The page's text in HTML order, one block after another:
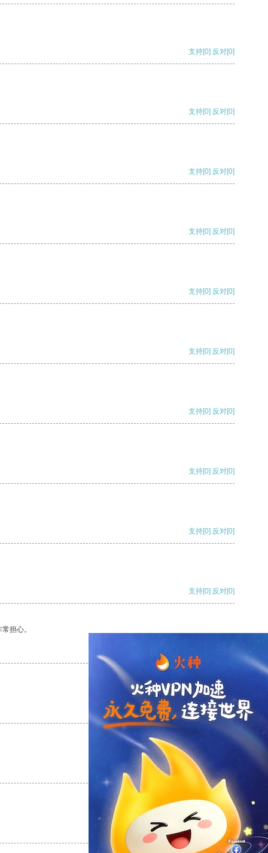
支持[0] 反对[0]
支持[0] 反对[0]
支持[0] 反对[0]
支持[0] 反对[0]
支持[0] 反对[0]
支持[0] 反对[0]
支持[0] 反对[0]
支持[0] 反对[0]
支持[0] 反对[0]
支持[0] 反对[0]
担心。
支持 [0] 反对[0]
支持[0] 反对
支持[0] 反对[0]